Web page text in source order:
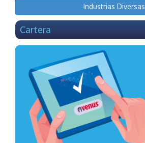
Industrias Diversas
Cartera